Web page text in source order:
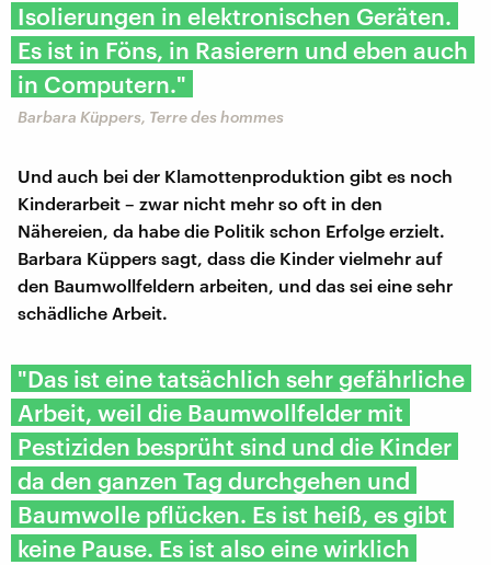
Isolierungen in elektronischen Geräten.
Es ist in Föns, in Rasierern und eben auch
in Computern."
Barbara Küppers, Terre des hommes
Und auch bei der Klamottenproduktion gibt es noch
Kinderarbeit – zwar nicht mehr so oft in den
Nähereien, da habe die Politik schon Erfolge erzielt.
Barbara Küppers sagt, dass die Kinder vielmehr auf
den Baumwollfeldern arbeiten, und das sei eine sehr
schädliche Arbeit.
"Das ist eine tatsächlich sehr gefährliche
Arbeit, weil die Baumwollfelder mit
Pestiziden besprüht sind und die Kinder
da den ganzen Tag durchgehen und
Baumwolle pflücken. Es ist heiß, es gibt
keine Pause. Es ist also eine wirklich